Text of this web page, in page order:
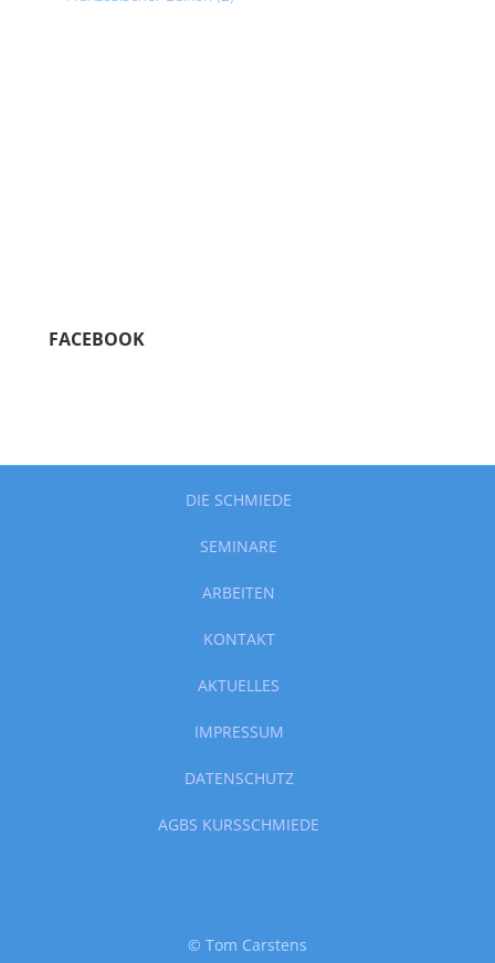
FACEBOOK
DIE SCHMIEDE
SEMINARE
ARBEITEN
KONTAKT
AKTUELLES
IMPRESSUM
DATENSCHUTZ
AGBS KURSSCHMIEDE
© Tom Carstens